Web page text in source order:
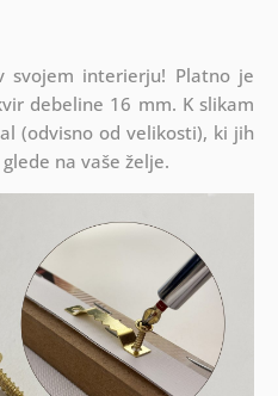
svojem interierju! Platno je
debeline 16 mm. K slikam
(odvisno od velikosti), ki jih
na vaše želje.